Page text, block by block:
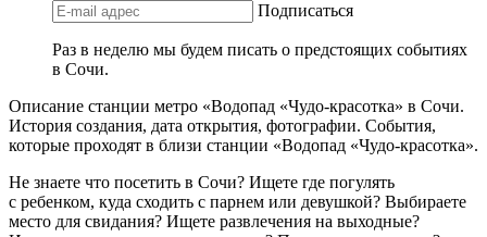
Подписаться
Раз в неделю мы будем писать о предстоящих событиях
в Сочи.
Описание станции метро «Водопад «Чудо-красотка» в Сочи.
История создания, дата открытия, фотографии. События,
которые проходят в близи станции «Водопад «Чудо-красотка».
Не знаете что посетить в Сочи? Ищете где погулять
с ребенком, куда сходить с парнем или девушкой? Выбираете
место для свидания? Ищете развлечения на выходные?